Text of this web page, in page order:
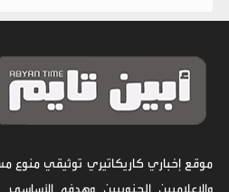
موقع إخباري كاريكاتيري توثيقي منوع